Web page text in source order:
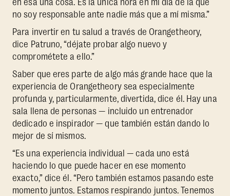
no soy responsable ante nadie más que a mí misma.”
Para invertir en tu salud a través de Orangetheory,
dice Patruno, “déjate probar algo nuevo y
comprométete a ello.”
Saber que eres parte de algo más grande hace que la
experiencia de Orangetheory sea especialmente
profunda y, particularmente, divertida, dice él. Hay una
sala llena de personas — incluido un entrenador
dedicado e inspirador — que también están dando lo
mejor de sí mismos.
“Es una experiencia individual — cada uno está
haciendo lo que puede hacer en ese momento
exacto,” dice él. “Pero también estamos pasando este
momento juntos. Estamos respirando juntos. Tenemos